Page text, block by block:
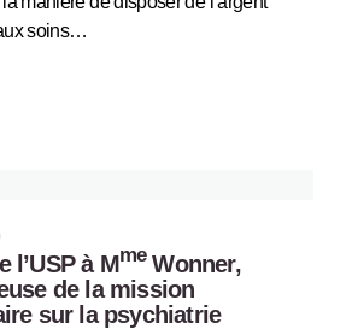
soins…
l’USP à MmeWonner,
de la mission
sur la psychiatrie